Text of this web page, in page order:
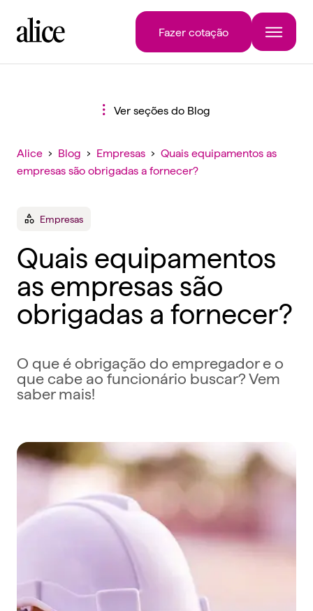
Fazer cotação
Ver seções do Blog
Alice › Blog › Empresas › Quais equipamentos as
empresas são obrigadas a fornecer?
Empresas
Quais equipamentos
as empresas são
obrigadas a fornecer?
O que é obrigação do empregador e o
que cabe ao funcionário buscar? Vem
saber mais!